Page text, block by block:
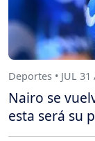
Deportes • JUL 31
Nairo se
esta será su